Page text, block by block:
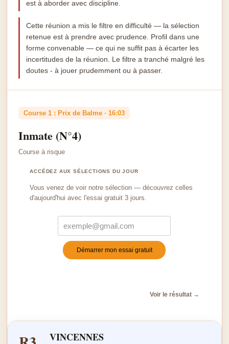
est à aborder avec discipline.
Cette réunion a mis le filtre en difficulté — la sélection
retenue est à prendre avec prudence. Profil dans une
forme convenable — ce qui ne suffit pas à écarter les
incertitudes de la réunion. Le filtre a tranché malgré les
doutes - à jouer prudemment ou à passer.
Course 1 : Prix de Balme · 16:03
Inmate (N°4)
Course à risque
ACCÉDEZ AUX SÉLECTIONS DU JOUR
Vous venez de voir notre sélection — découvrez celles
d'aujourd'hui avec l'essai gratuit 3 jours.
Démarrer mon essai gratuit
Voir le résultat →
VINCENNES